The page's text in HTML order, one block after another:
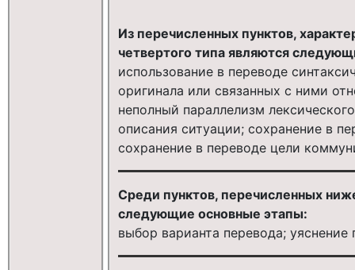
Из перечисленных пунктов,
четвертого типа являются
использование в переводе
оригинала или связанных с ними
неполный параллелизм
описания ситуации; сохранение в
сохранение в переводе цели
Среди пунктов, перечисленных
следующие основные этапы:
выбор варианта перевода;